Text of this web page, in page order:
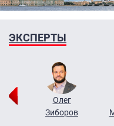
ЭКСПЕРТЫ
Олег
Зиборов